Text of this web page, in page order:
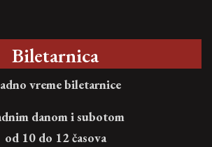
Biletarnica
vreme biletarnice
danom i subotom
od 10 do 12 časova